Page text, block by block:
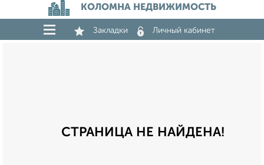
КОЛОМНА НЕДВИЖИМОСТЬ
Закладки Личный кабинет
СТРАНИЦА НЕ НАЙДЕНА!